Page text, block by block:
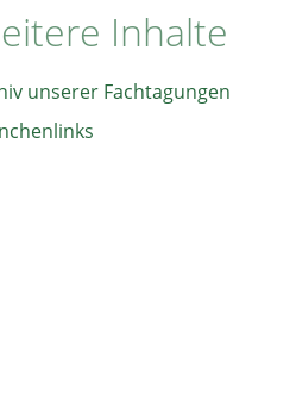
Inhalte
unserer Fachtagungen